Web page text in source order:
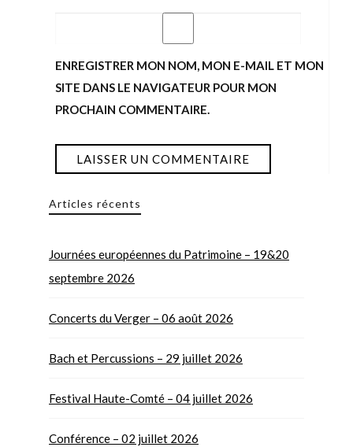
ENREGISTRER MON NOM, MON E-MAIL ET MON
SITE DANS LE NAVIGATEUR POUR MON
PROCHAIN COMMENTAIRE.
Articles récents
Journées européennes du Patrimoine – 19&20
septembre 2026
Concerts du Verger – 06 août 2026
Bach et Percussions – 29 juillet 2026
Festival Haute-Comté – 04 juillet 2026
Conférence – 02 juillet 2026